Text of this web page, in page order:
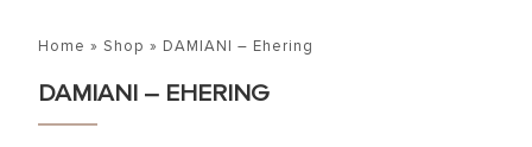
Home » Shop » DAMIANI – Ehering
DAMIANI – EHERING